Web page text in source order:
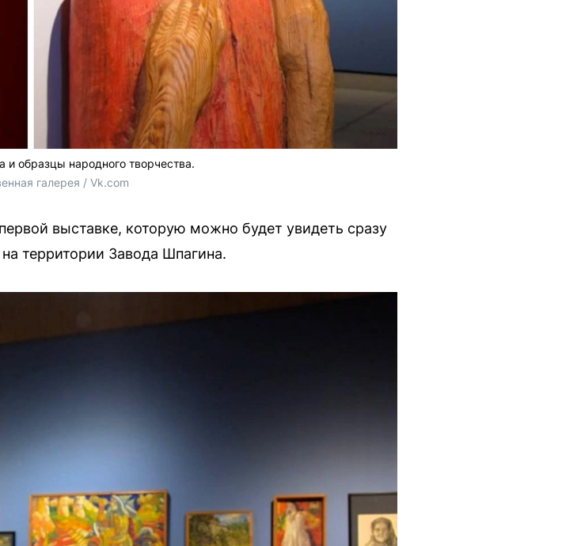
и образцы народного творчества.
галерея / Vk.com
выставке, которую можно будет увидеть сразу
территории Завода Шпагина.